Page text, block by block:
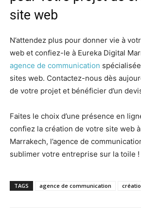
site web
N’attendez plus pour donner vie à
web et confiez-le à Eureka Digital
agence de communication
sites web. Contactez-nous dès
de votre projet et bénéficier d’un
Faites le choix d’une présence en
confiez la création de votre site web
Marrakech, l’agence de
sublimer votre entreprise sur la toile !
TAGS agence de communication